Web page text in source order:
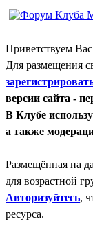
Приветствуем
Для размещения
версии сайта -
В Клубе
а также
Размещённая на
для возрастной
Авторизуйтесь,
ресурса.